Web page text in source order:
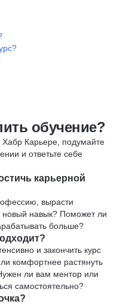
обучение?
Хабр Карьере, подумайте
и ответьте себе
карьерной
вырасти
новый навык? Поможет ли
больше?
и закончить курс
комфортнее растянуть
ли вам ментор или
самостоятельно?